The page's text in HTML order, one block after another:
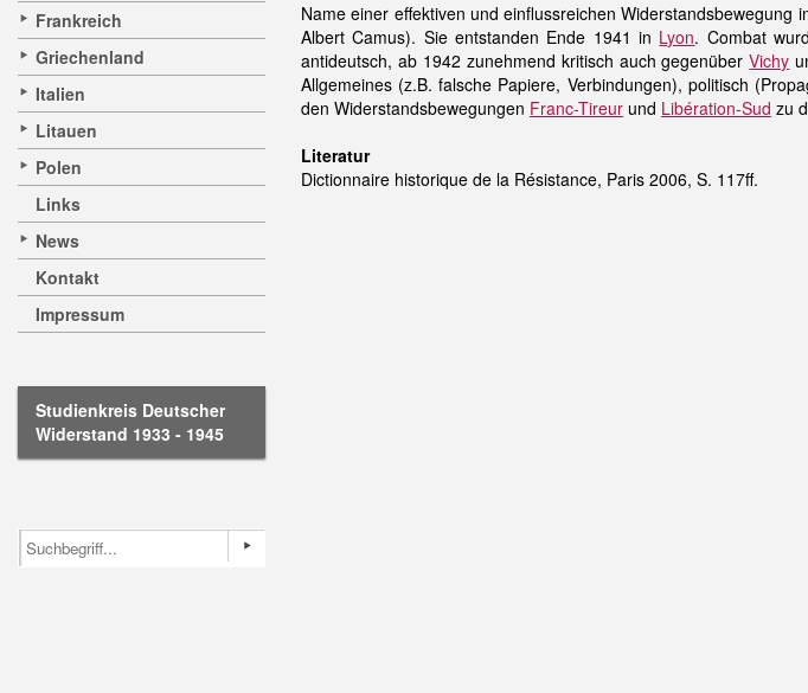
Frankreich
Griechenland
Italien
Litauen
Polen
Links
News
Kontakt
Impressum
Studienkreis Deutscher
Widerstand 1933 - 1945
Name einer effektiven und einflussreichen Widerstandsbewegung
Albert Camus). Sie entstanden Ende 1941 in Lyon. Combat
antideutsch, ab 1942 zunehmend kritisch auch gegenüberVichy
Allgemeines (z.B. falsche Papiere, Verbindungen), politisch
den Widerstandsbewegungen Franc-Tireur und Libération-Sud zu
Literatur
Dictionnaire historique de la Résistance, Paris 2006, S. 117ff.